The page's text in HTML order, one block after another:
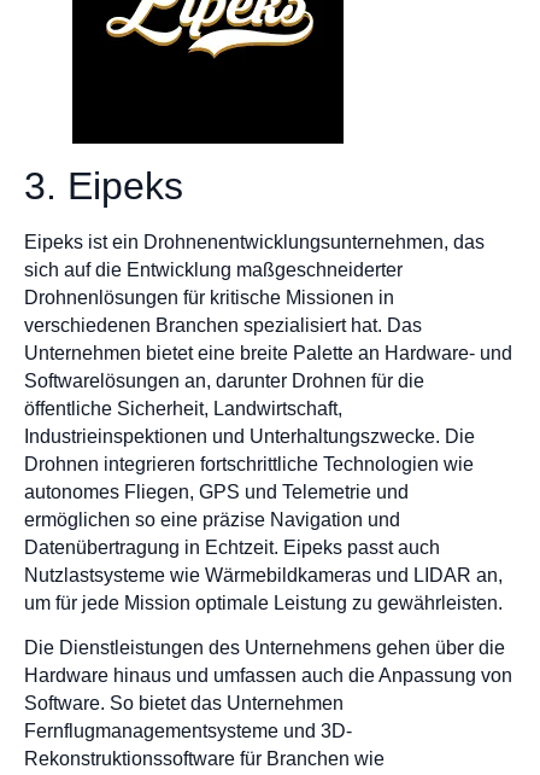
3. Eipeks
Eipeks ist ein Drohnenentwicklungsunternehmen, das
sich auf die Entwicklung maßgeschneiderter
Drohnenlösungen für kritische Missionen in
verschiedenen Branchen spezialisiert hat. Das
Unternehmen bietet eine breite Palette an Hardware- und
Softwarelösungen an, darunter Drohnen für die
öffentliche Sicherheit, Landwirtschaft,
Industrieinspektionen und Unterhaltungszwecke. Die
Drohnen integrieren fortschrittliche Technologien wie
autonomes Fliegen, GPS und Telemetrie und
ermöglichen so eine präzise Navigation und
Datenübertragung in Echtzeit. Eipeks passt auch
Nutzlastsysteme wie Wärmebildkameras und LIDAR an,
um für jede Mission optimale Leistung zu gewährleisten.
Die Dienstleistungen des Unternehmens gehen über die
Hardware hinaus und umfassen auch die Anpassung von
Software. So bietet das Unternehmen
Fernflugmanagementsysteme und 3D-
Rekonstruktionssoftware für Branchen wie